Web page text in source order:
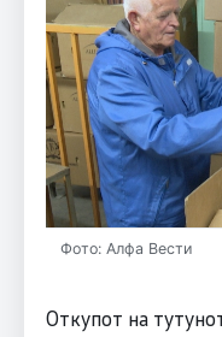
Фото: Алфа Вести
Откупот на